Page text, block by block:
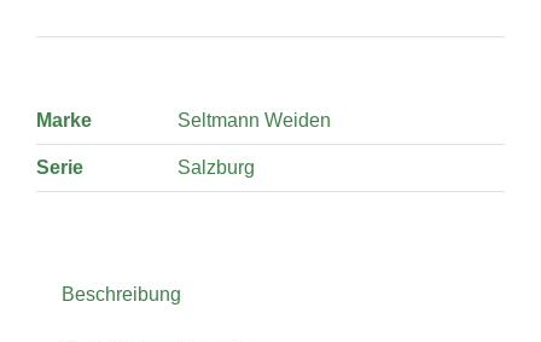
Marke Seltmann Weiden
Serie Salzburg
Beschreibung